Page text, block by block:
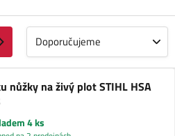
Doporučujeme
nůžky na živý plot STIHL HSA
4 ks